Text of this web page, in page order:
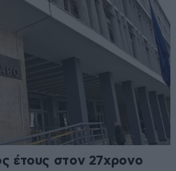
έτους στον 27χρονο